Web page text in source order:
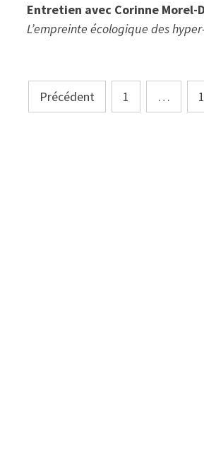
Entretien avec Corinne Morel-
L’empreinte écologique des
Pagination
des
Précédent 1 …